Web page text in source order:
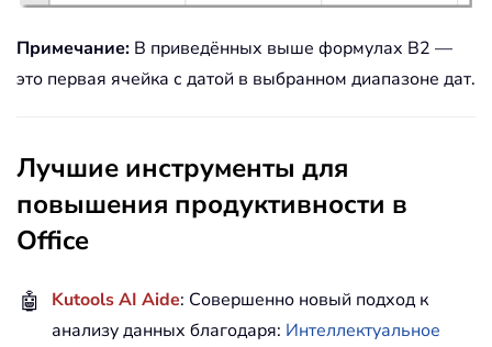
Примечание: В приведённых выше формулах B2 —
это первая ячейка с датой в выбранном диапазоне дат.
Лучшие инструменты для
повышения продуктивности в
Office
🤖 Kutools AI Aide: Совершенно новый подход к
анализу данных благодаря: Интеллектуальное